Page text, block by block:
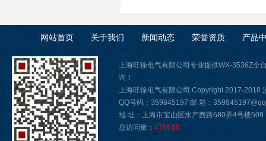
网站首页 关于我们 新闻动态 荣誉资质 产品
上海旺徐电气有限公司专业提供WX-3536Z全
询！
上海旺徐电气有限公司 Copyright 2017-2018
QQ号码：359845197 邮 箱：
地 址：上海市宝山区水产西路680弄4号楼509
总访问量： 479646